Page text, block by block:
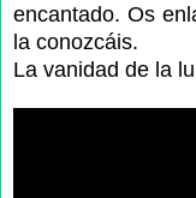
encantado. Os
la conozcáis.
La vanidad de la